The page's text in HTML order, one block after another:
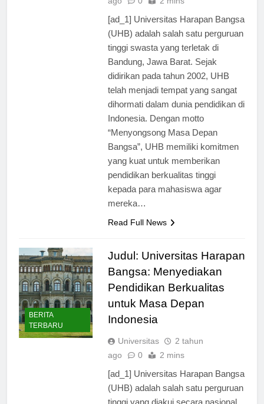
[ad_1] Universitas Harapan Bangsa
(UHB) adalah salah satu perguruan
tinggi swasta yang terletak di
Bandung, Jawa Barat. Sejak
didirikan pada tahun 2002, UHB
telah menjadi tempat yang sangat
dihormati dalam dunia pendidikan di
Indonesia. Dengan motto
“Menyongsong Masa Depan
Bangsa”, UHB memiliki komitmen
yang kuat untuk memberikan
pendidikan berkualitas tinggi
kepada para mahasiswa agar
BERITA
TERBARU
Judul: Universitas Harapan
Bangsa: Menyediakan
Pendidikan Berkualitas
untuk Masa Depan
Universitas
2 tahun
[ad_1] Universitas Harapan Bangsa
(UHB) adalah salah satu perguruan